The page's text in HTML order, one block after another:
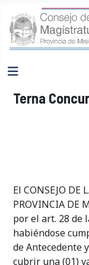
Terna
El CONSEJO DE
PROVINCIA DE
por el art. 28 de
habiéndose
de Antecedente
cubrir una (01)